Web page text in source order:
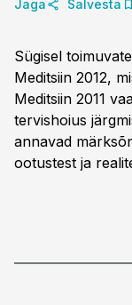
Jaga Salvesta
Sügisel
Meditsiin 2012,
Meditsiin 2011
tervishoius
annavad
ootustest ja